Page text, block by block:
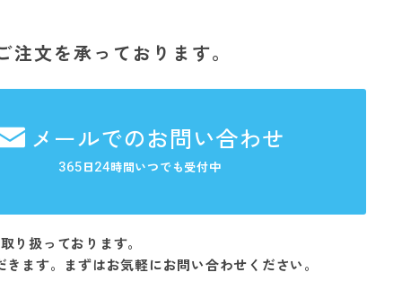
文を承っております。
メールでのお問い合わせ
365日24時間いつでも受付中
り扱っております。
ます。まずはお気軽にお問い合わせください。